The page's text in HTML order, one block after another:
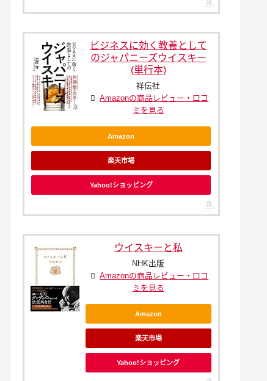
ビジネスに効く教養として
のジャパニーズウイスキー
(単行本)
祥伝社
Amazonの商品レビュー・口コ
ミを見る
Amazon
楽天市場
Yahoo!ショッピング
ウイスキーと私
NHK出版
Amazonの商品レビュー・口コ
ミを見る
Amazon
楽天市場
Yahoo!ショッピング